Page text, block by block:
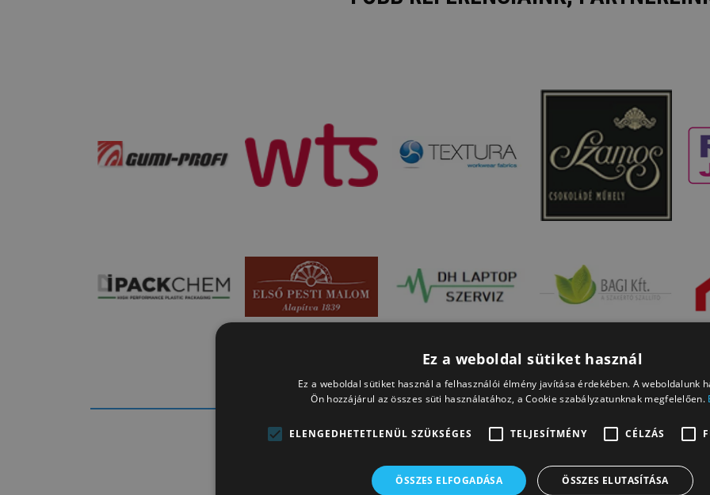
ÜGYFELEINK VISSZAJELZÉSEI
Ez a weboldal sütiket használ
Ez a weboldal sütiket használ a felhasználói élmény javítása érdekében. A weboldalunk
Ön hozzájárul az összes süti használatához, a Cookie szabályzatunknak megfelelően.
ELENGEDHETETLENÜL SZÜKSÉGES TELJESÍTMÉNY CÉLZÁS
ÖSSZES ELFOGADÁSA ÖSSZES ELUTASÍTÁSA